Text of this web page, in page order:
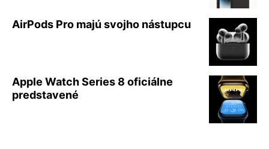
AirPods Pro majú svojho nástupcu
Apple Watch Series 8 oficiálne
predstavené